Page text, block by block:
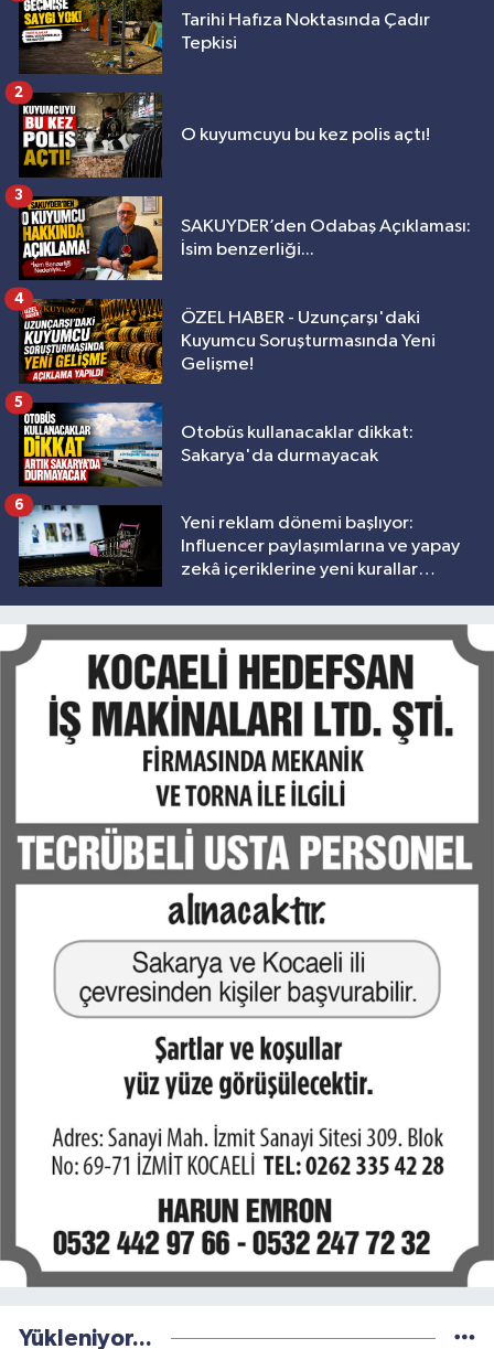
Tarihi Hafıza Noktasında Çadır
Tepkisi
O kuyumcuyu bu kez polis açtı!
2
SAKUYDER’den Odabaş Açıklaması:
İsim benzerliği...
3
ÖZEL HABER - Uzunçarşı'daki
Kuyumcu Soruşturmasında Yeni
Gelişme!
4
Otobüs kullanacaklar dikkat:
Sakarya'da durmayacak
5
Yeni reklam dönemi başlıyor:
Influencer paylaşımlarına ve yapay
zekâ içeriklerine yeni kurallar
6
Yükleniyor...